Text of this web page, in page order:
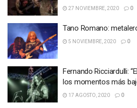
27 NOVIEMBRE, 2020 0
Tano Romano:
5 NOVIEMBRE, 2020 0
Fernando Ricciardulli:
los momentos más
17 AGOSTO, 2020 0